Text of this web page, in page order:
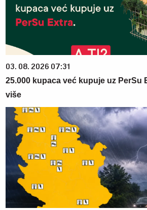
03. 08. 2026 07:31
25.000 kupaca već kupuje uz PerSu
više